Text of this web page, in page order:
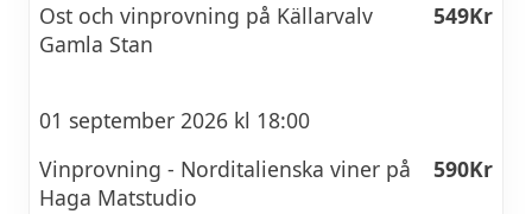
Ost och vinprovning på Källarvalv
Gamla Stan
549Kr
01 september 2026 kl 18:00
Vinprovning - Norditalienska viner på
Haga Matstudio
590Kr